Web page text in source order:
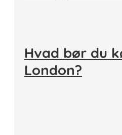
Hvad bør du
London?